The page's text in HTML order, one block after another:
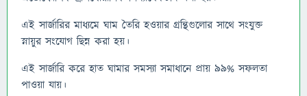
এই সার্জারির মাধ্যমে ঘাম তৈরি হওয়ার গ্রন্থিগুলোর সাথে সংযুক্ত
স্নায়ুর সংযোগ ছিন্ন করা হয়।
এই সার্জারি করে হাত ঘামার সমস্যা সমাধানে প্রায় ৯৯% সফলতা
পাওয়া যায়।